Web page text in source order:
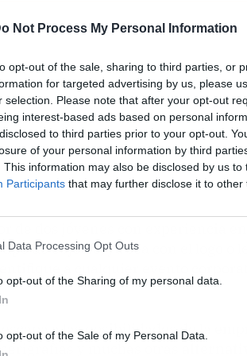
Not Process My Personal Information
opt-out of the sale, sharing to third parties, or
for targeted advertising by us, please
selection. Please note that after your opt-out
interest-based ads based on personal
to third parties prior to your opt-out.
of your personal information by third
This information may also be disclosed by us
Participants that may further disclose it to other
Data Processing Opt Outs
opt-out of the Sharing of my personal data.
opt-out of the Sale of my Personal Data.
dos jóvenes con experiencia en
de objetos, ya sea con el logo o
a cualquier evento
a las posibilidades de la
y muchas otras